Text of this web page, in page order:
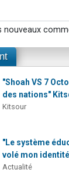
nouveaux
"Shoah VS 7
des nations"
Kitsour
"Le système
volé mon
Actualité